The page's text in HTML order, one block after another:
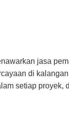
jasa
di kalangan
setiap proyek,